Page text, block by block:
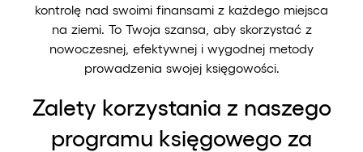
kontrolę nad swoimi finansami z każdego miejsca
na ziemi. To Twoja szansa, aby skorzystać z
nowoczesnej, efektywnej i wygodnej metody
prowadzenia swojej księgowości.
Zalety korzystania z naszego
programu księgowego za